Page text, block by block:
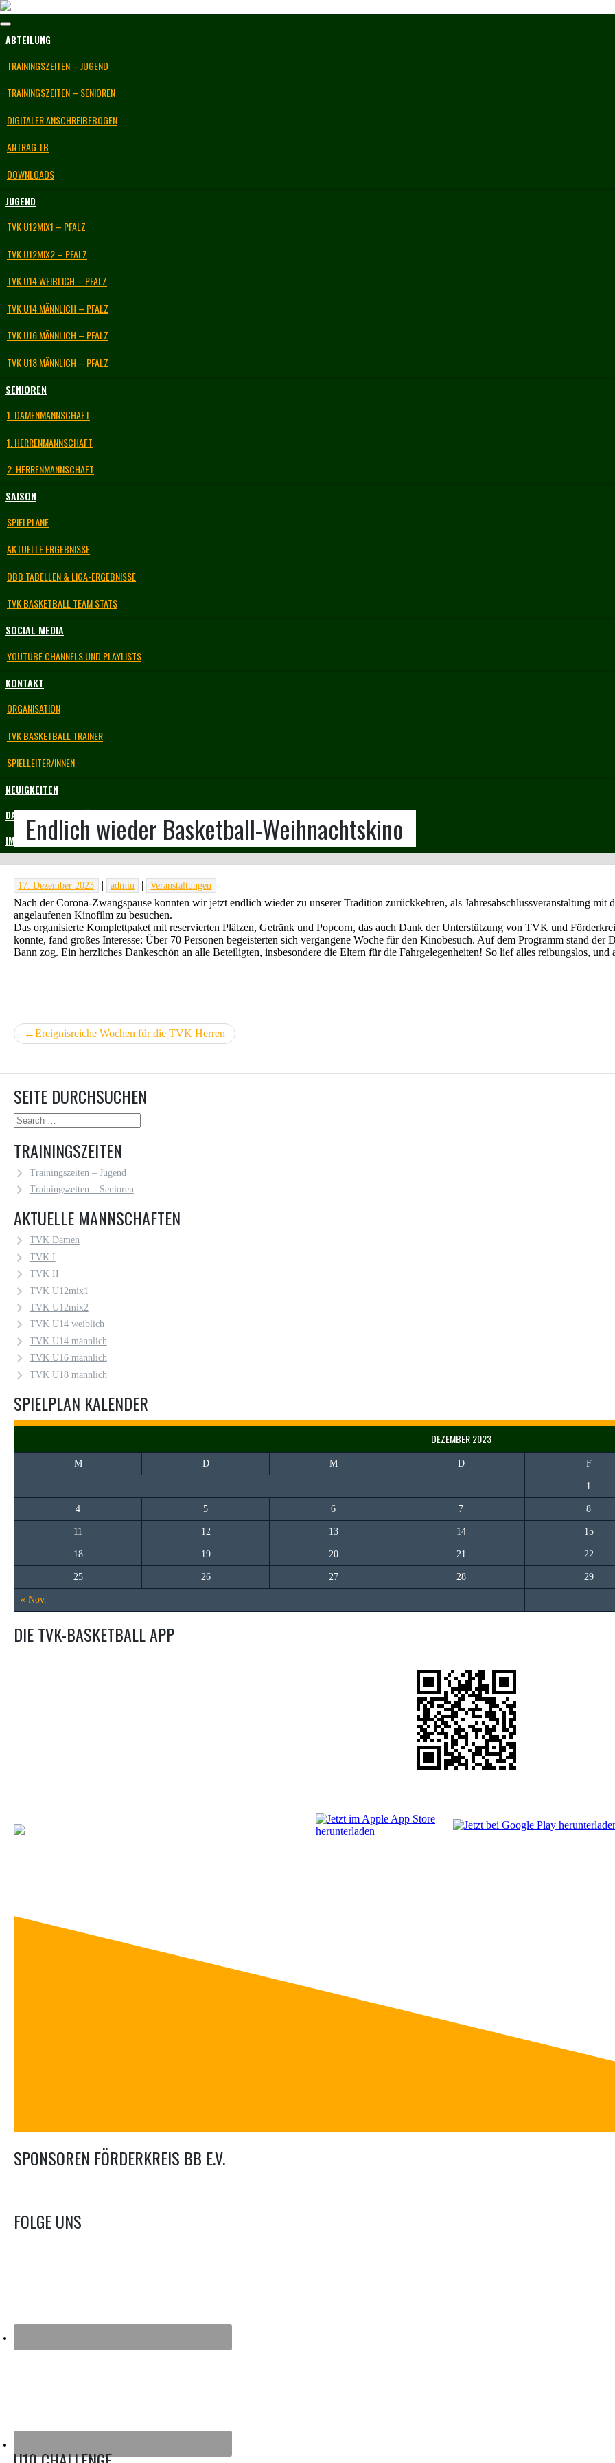
Skip
to
content
ABTEILUNG
TRAININGSZEITEN – JUGEND
TRAININGSZEITEN – SENIOREN
DIGITALER ANSCHREIBEBOGEN
ANTRAG TB
DOWNLOADS
JUGEND
TVK U12MIX1 – PFALZ
TVK U12MIX2 – PFALZ
TVK U14 WEIBLICH – PFALZ
TVK U14 MÄNNLICH – PFALZ
TVK U16 MÄNNLICH – PFALZ
TVK U18 MÄNNLICH – PFALZ
SENIOREN
1. DAMENMANNSCHAFT
1. HERRENMANNSCHAFT
2. HERRENMANNSCHAFT
SAISON
SPIELPLÄNE
AKTUELLE ERGEBNISSE
DBB TABELLEN & LIGA-ERGEBNISSE
TVK BASKETBALL TEAM STATS
SOCIAL MEDIA
YOUTUBE CHANNELS UND PLAYLISTS
KONTAKT
ORGANISATION
TVK BASKETBALL TRAINER
SPIELLEITER/INNEN
NEUIGKEITEN
DATENSCHUTZERKLÄRUNG
IMPRESSUM
Endlich wieder Basketball-Weihnachtskino
17. Dezember 2023 | admin | Veranstaltungen
Nach der Corona-Zwangspause konnten wir jetzt endlich wieder zu unserer Tradition zurückkehren, als Jahresabschlussveranstaltung
angelaufenen Kinofilm zu besuchen.
Das organisierte Komplettpaket mit reservierten Plätzen, Getränk und Popcorn, das auch Dank der Unterstützung von TVK und
konnte, fand großes Interesse: Über 70 Personen begeisterten sich vergangene Woche für den Kinobesuch. Auf dem Programm stand
Bann zog. Ein herzliches Dankeschön an alle Beteiligten, insbesondere die Eltern für die Fahrgelegenheiten! So lief alles reibungslos,
BEITRAGSNAVIGATION
Ereignisreiche Wochen für die TVK Herren
SEITE DURCHSUCHEN
TRAININGSZEITEN
Trainingszeiten – Jugend
Trainingszeiten – Senioren
AKTUELLE MANNSCHAFTEN
TVK Damen
TVK I
TVK II
TVK U12mix1
TVK U12mix2
TVK U14 weiblich
TVK U14 männlich
TVK U16 männlich
TVK U18 männlich
SPIELPLAN KALENDER
DEZEMBER 2023
M D M D F
« Nov.
1
4 5 6 7 8
11 12 13 14 15
18 19 20 21 22
25 26 27 28 29
DIE TVK-BASKETBALL APP
SPONSOREN FÖRDERKREIS BB E.V.
FOLGE UNS